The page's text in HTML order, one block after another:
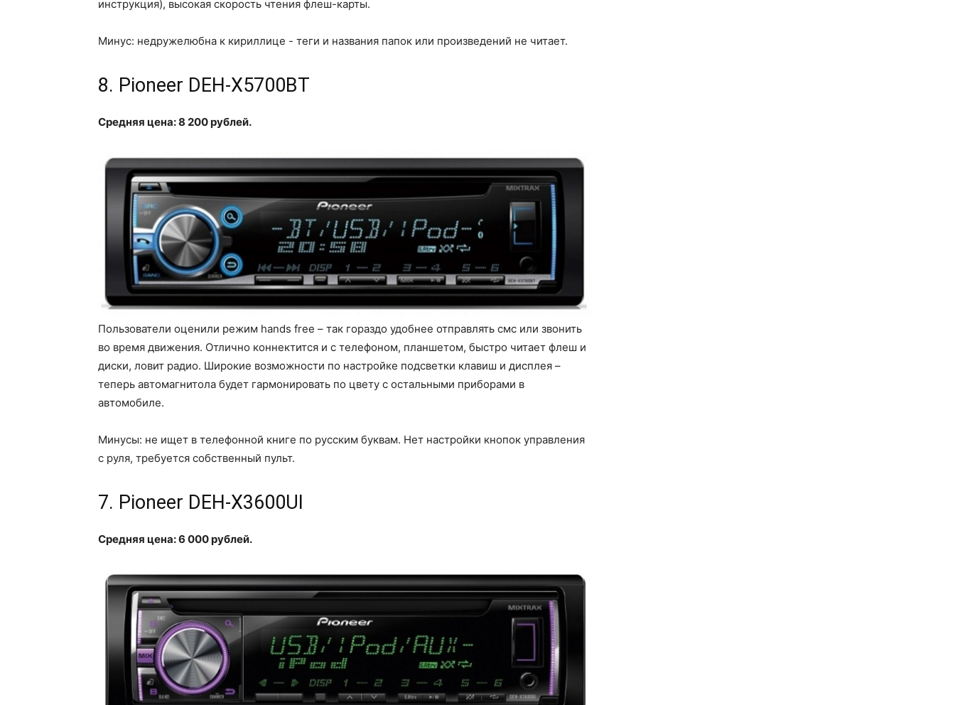
инструкция), высокая скорость чтения флеш-карты.
Минус: недружелюбна к кириллице - теги и названия папок или произведений не читает.
8. Pioneer DEH-X5700BT
Средняя цена: 8 200 рублей.
Пользователи оценили режим hands free – так гораздо удобнее отправлять смс или звонить
во время движения. Отлично коннектится и с телефоном, планшетом, быстро читает флеш и
диски, ловит радио. Широкие возможности по настройке подсветки клавиш и дисплея –
теперь автомагнитола будет гармонировать по цвету с остальными приборами в
автомобиле.
Минусы: не ищет в телефонной книге по русским буквам. Нет настройки кнопок управления
с руля, требуется собственный пульт.
7. Pioneer DEH-X3600UI
Средняя цена: 6 000 рублей.